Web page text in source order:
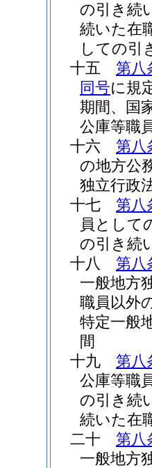
の引き続
続いた在
しての引
十五
第八
同号に規
期間、国
公庫等職
十六
第八
の地方公
独立行政
十七
第八
員として
の引き続
十八
第八
一般地方
職員以外
特定一般
間
十九
第八
公庫等職
の引き続
続いた在
二十
第八
一般地方